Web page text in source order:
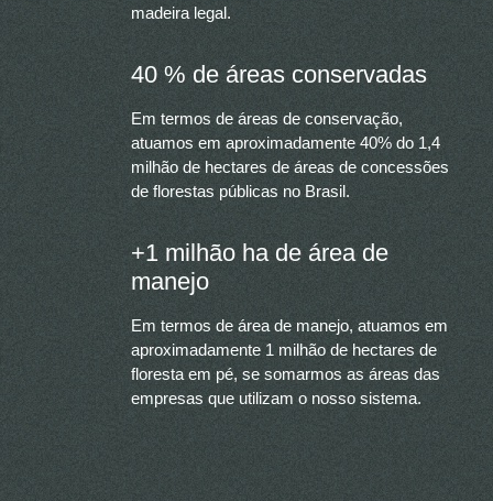
madeira legal.
40 % de áreas conservadas
Em termos de áreas de conservação,
atuamos em aproximadamente 40% do 1,4
milhão de hectares de áreas de concessões
de florestas públicas no Brasil.
+1 milhão ha de área de
manejo
Em termos de área de manejo, atuamos em
aproximadamente 1 milhão de hectares de
floresta em pé, se somarmos as áreas das
empresas que utilizam o nosso sistema.